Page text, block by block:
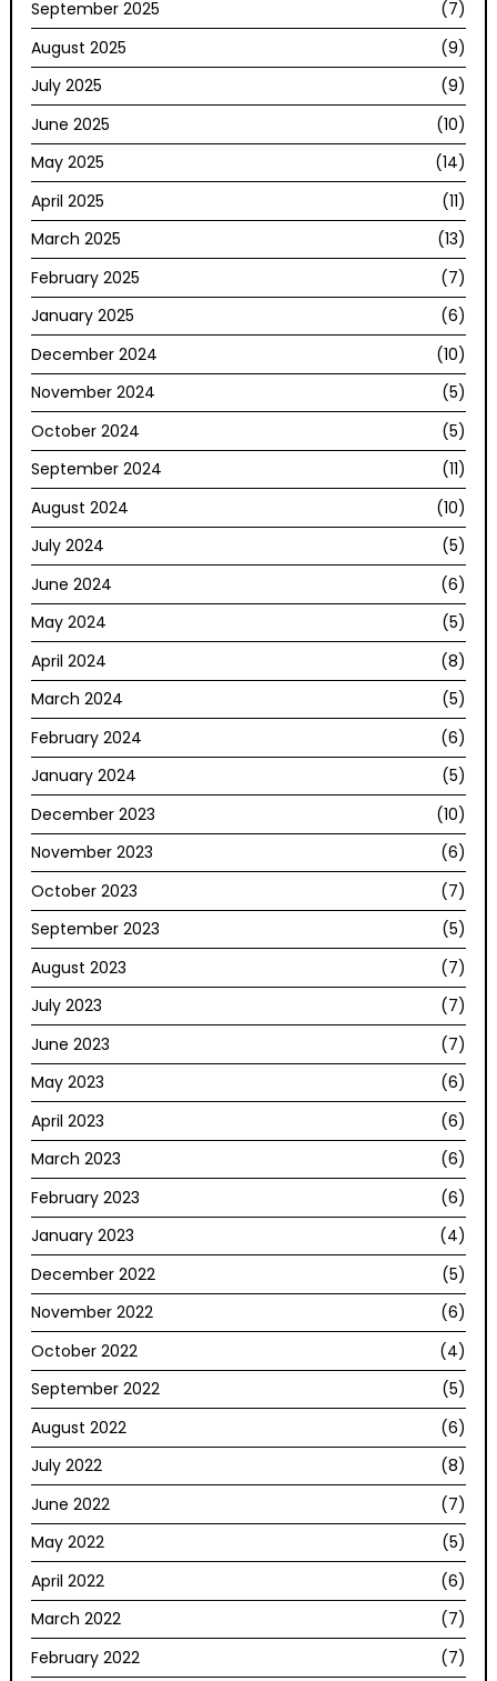
September 2025
(7)
August 2025
(9)
July 2025
(9)
June 2025
(10)
May 2025
(14)
April 2025
(11)
March 2025
(13)
February 2025
(7)
January 2025
(6)
December 2024
(10)
November 2024
(5)
October 2024
(5)
September 2024
(11)
August 2024
(10)
July 2024
(5)
June 2024
(6)
May 2024
(5)
April 2024
(8)
March 2024
(5)
February 2024
(6)
January 2024
(5)
December 2023
(10)
November 2023
(6)
October 2023
(7)
September 2023
(5)
August 2023
(7)
July 2023
(7)
June 2023
(7)
May 2023
(6)
April 2023
(6)
March 2023
(6)
February 2023
(6)
January 2023
(4)
December 2022
(5)
November 2022
(6)
October 2022
(4)
September 2022
(5)
August 2022
(6)
July 2022
(8)
June 2022
(7)
May 2022
(5)
April 2022
(6)
March 2022
(7)
February 2022
(7)